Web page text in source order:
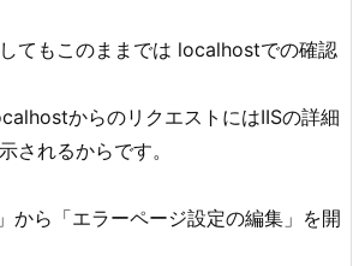
てもこのままでは localhostでの確認
からのリクエストにはIISの詳細
されるからです。
から「エラーページ設定の編集」を開